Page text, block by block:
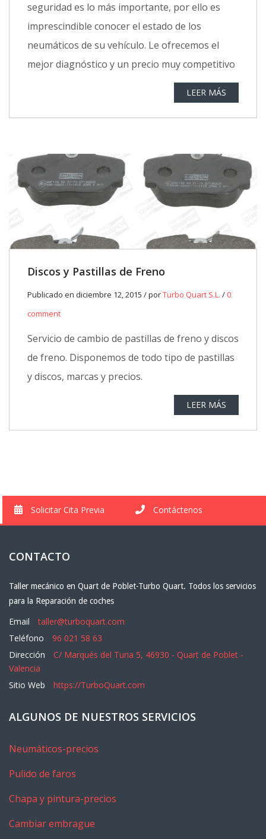
seguridad es lo más importante, por ello es
imprescindible conocer el estado de los
neumáticos de su vehículo. Le ofrecemos el
mejor diagnóstico y un precio muy competitivo
LEER MÁS
Discos y Pastillas de Freno
Publicado en diciembre 12, 2015 / porTurbo Quart S.L. / 0
comment
Servicio de cambio de pastillas de freno y discos
de freno. Disponemos de todo tipo de pastillas
y discos, marcas y precios.
LEER MÁS
Solicitar Cita Previa Contáctenos
CONTACTO
Taller mecánico en Quart de Poblet-Turbo Quart. Todos los servicios
para la Reparación de coches
Email
taller@turboquart.com
Teléfono
96 021 58 63
Dirección
C/ Marqués del Turia 5, 46930 - Quart de Poblet -
Valencia
Sitio Web
https://TurboQuart.com
ALGUNOS DE NUESTROS SERVICIOS
Neumáticos-precios
Pulido de faros
Chapa y pintura-precios
Cambiar embrague